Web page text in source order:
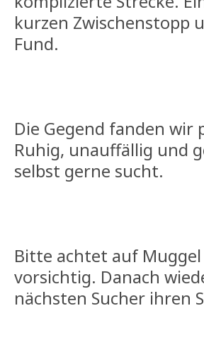
kurzen Zwischenstopp
Fund.
Die Gegend fanden wir
Ruhig, unauffällig und
selbst gerne sucht.
Bitte achtet auf
vorsichtig. Danach
nächsten Sucher ihren